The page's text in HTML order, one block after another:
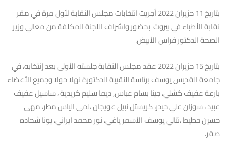
بتاريخ 11 حزيران 2022 أجريت انتخابات مجلس النقابة لأول مرة في مقر
نقابة الأطباء في بيروت بحضور واشراف اللجنة المكلفة من معالي وزير
الصحة الدكتور فراس الأبيض.
بتاريخ 15 حزيران 2022 عقد مجلس النقابة جلسته الأولى بعد إنتخابه، في
جامعة القديس يوسف برئاسة النقيبة الدكتورة نهلا حولا وجميع الأعضاء
بارعة عفيف كشلي، جينا بسام عباس, ديما سليم كريدية ، ساسيل عفيف
عبيد ، سوزان علي حيدر، كريستل نبيل عويجان ،لمى الياس مطر، مهى
حسين حطيط ،نتالي يوسف الأسمر ياغي، نور محمد ايراني، يونا شحاده
صقر.